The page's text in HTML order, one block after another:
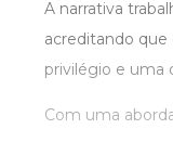
A narrativa
acreditando que
privilégio e uma
Com uma